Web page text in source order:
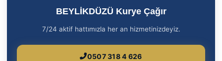
BEYLİKDÜZÜ Kurye Çağır
7/24 aktif hattımızla her an hizmetinizdeyiz.
0507 318 4 626